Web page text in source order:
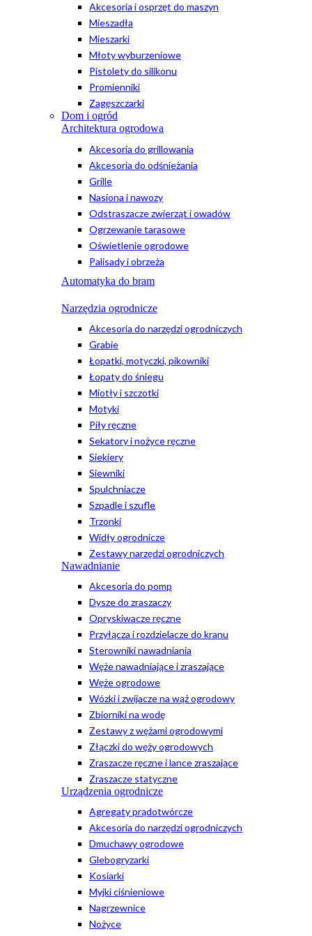
Akcesoria i osprzęt do maszyn
Mieszadła
Mieszarki
Młoty wyburzeniowe
Pistolety do silikonu
Promienniki
Zagęszczarki
Dom i ogród
Architektura ogrodowa
Akcesoria do grillowania
Akcesoria do odśnieżania
Grille
Nasiona i nawozy
Odstraszacze zwierząt i owadów
Ogrzewanie tarasowe
Oświetlenie ogrodowe
Palisady i obrzeża
Automatyka do bram
Narzędzia ogrodnicze
Akcesoria do narzędzi ogrodniczych
Grabie
Łopatki, motyczki, pikowniki
Łopaty do śniegu
Miotły i szczotki
Motyki
Piły ręczne
Sekatory i nożyce ręczne
Siekiery
Siewniki
Spulchniacze
Szpadle i szufle
Trzonki
Widły ogrodnicze
Zestawy narzędzi ogrodniczych
Nawadnianie
Akcesoria do pomp
Dysze do zraszaczy
Opryskiwacze ręczne
Przyłącza i rozdzielacze do kranu
Sterowniki nawadniania
Węże nawadniające i zraszające
Węże ogrodowe
Wózki i zwijacze na wąż ogrodowy
Zbiorniki na wodę
Zestawy z wężami ogrodowymi
Złączki do węży ogrodowych
Zraszacze ręczne i lance zraszające
Zraszacze statyczne
Urządzenia ogrodnicze
Agregaty prądotwórcze
Akcesoria do narzędzi ogrodniczych
Dmuchawy ogrodowe
Glebogryzarki
Kosiarki
Myjki ciśnieniowe
Nagrzewnice
Nożyce